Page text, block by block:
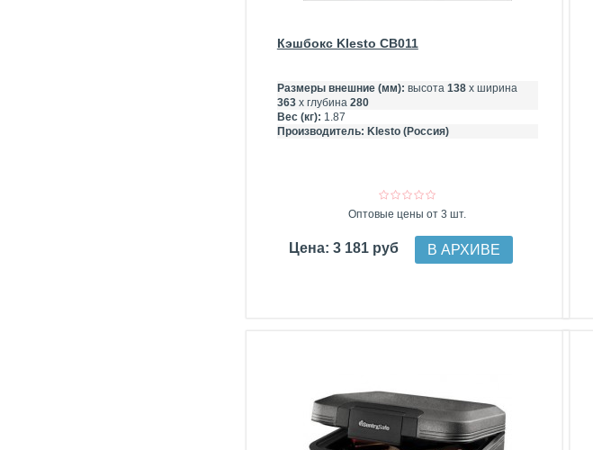
Кэшбокс Klesto CB011
Размеры внешние (мм): высота 138х ширина
363х глубина 280
Вес (кг): 1.87
Производитель: Klesto (Россия)
Оптовые цены от 3 шт.
Цена: 3 181 руб В АРХИВЕ